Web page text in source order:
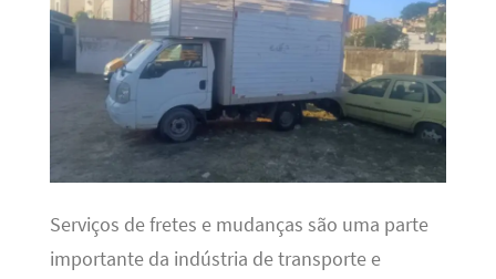
Serviços de fretes e mudanças são uma parte
importante da indústria de transporte e